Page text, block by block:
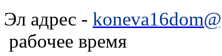
Эл адрес -
рабочее время